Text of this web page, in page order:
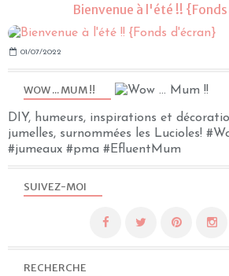
SUIVEZ-MOI
RECHERCHE
WOW ... MUM !!
DIY, humeurs, inspirations et
jumelles, surnommées les Lucioles!
#jumeaux #pma #EfluentMum
Bienvenue à l'été !!
01/07/2022